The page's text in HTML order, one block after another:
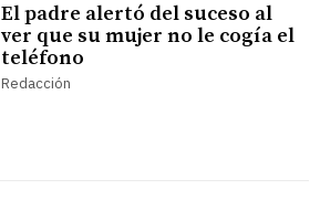
El padre alertó del suceso al
ver que su mujer no le cogía el
teléfono
Redacción